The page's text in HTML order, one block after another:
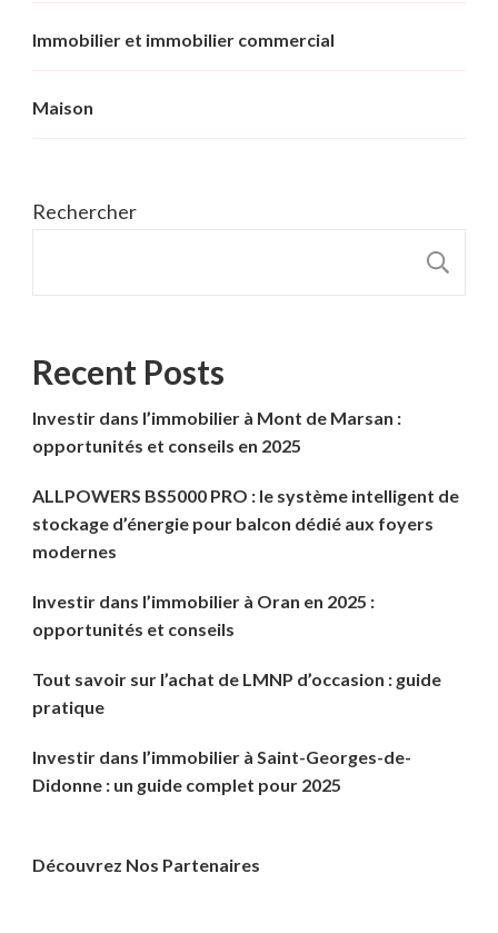
Immobilier et immobilier commercial
Maison
Rechercher
Recent Posts
Investir dans l’immobilier à Mont de Marsan :
opportunités et conseils en 2025
ALLPOWERS BS5000 PRO : le système intelligent de
stockage d’énergie pour balcon dédié aux foyers
modernes
Investir dans l’immobilier à Oran en 2025 :
opportunités et conseils
Tout savoir sur l’achat de LMNP d’occasion : guide
pratique
Investir dans l’immobilier à Saint-Georges-de-
Didonne : un guide complet pour 2025
Découvrez Nos Partenaires